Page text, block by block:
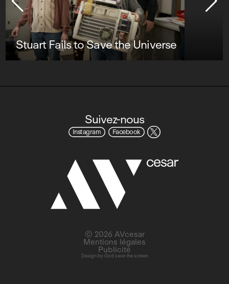
Stuart Fails to Save the Universe
Suivez-nous
Instagram Facebook
Design by God save the screen
© 2026 AVcesar
Mentions légales
Publicité